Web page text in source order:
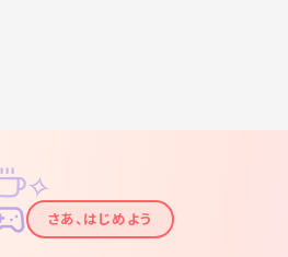
✦
✧
さあ、はじめよう